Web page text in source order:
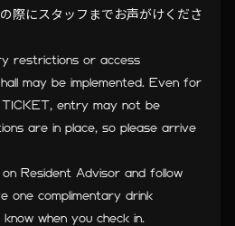
際にスタッフまでお声がけくださ
restrictions or access
may be implemented. Even for
entry may not be
are in place, so please arrive
Resident Advisor and follow
one complimentary drink
when you check in.